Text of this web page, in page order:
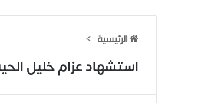
الرئيسية >
استشهاد عزام خليل